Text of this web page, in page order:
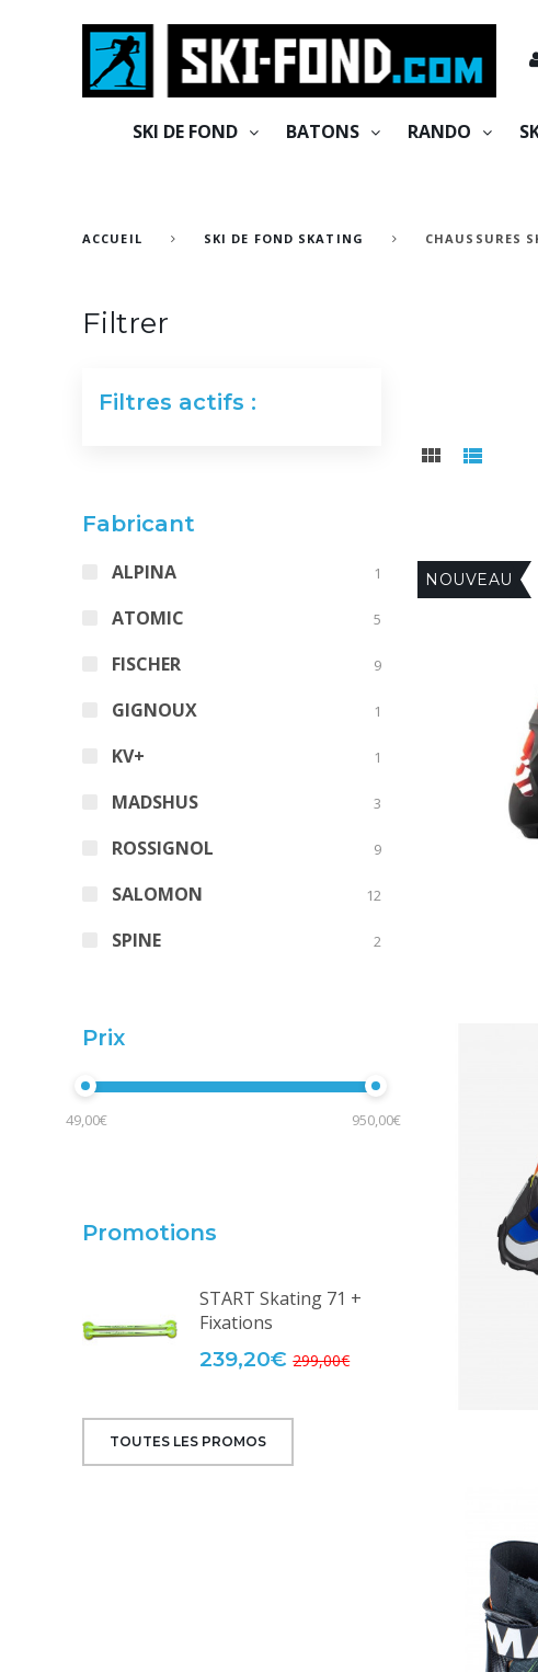
SKI DE FOND BATONS RANDO
ACCUEIL SKI DE FOND SKATING CHAUSSURES
NOUVEAU
Filtrer
Filtres actifs :
Fabricant
ALPINA 1
ATOMIC 5
FISCHER 9
GIGNOUX 1
KV+ 1
MADSHUS 3
ROSSIGNOL 9
SALOMON 12
SPINE 2
Prix
49,00€ 950,00€
Promotions
START Skating 71 +
Fixations
239,20€299,00€
TOUTES LES PROMOS